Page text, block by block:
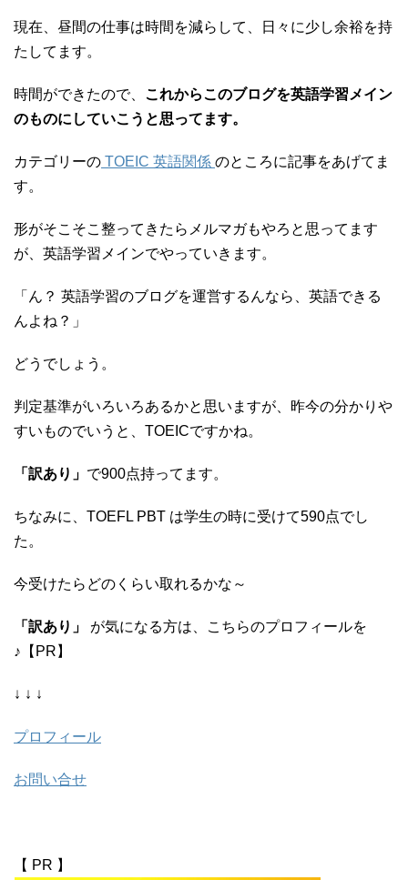
現在、昼間の仕事は時間を減らして、日々に少し余裕を持
たしてます。
時間ができたので、 これからこのブログを英語学習メイン
のものにしていこうと思ってます。
カテゴリーの TOEIC 英語関係 のところに記事をあげてま
す。
形がそこそこ整ってきたらメルマガもやろと思ってます
が、英語学習メインでやっていきます。
「ん？ 英語学習のブログを運営するんなら、英語できる
んよね？」
どうでしょう。
判定基準がいろいろあるかと思いますが、昨今の分かりや
すいものでいうと、TOEICですかね。
「訳あり」 で900点持ってます。
ちなみに、TOEFL PBT は学生の時に受けて590点でし
た。
今受けたらどのくらい取れるかな～
「訳あり」
が気になる方は、こちらのプロフィールを
♪【PR】
↓ ↓ ↓
プロフィール
お問い合せ
【 PR 】